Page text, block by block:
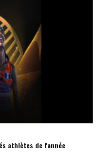
athlètes de l'année